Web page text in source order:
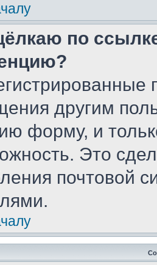
по
другим
форму, и
Это
почтовой